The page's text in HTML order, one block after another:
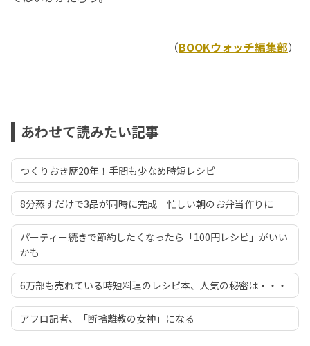
（BOOKウォッチ編集部）
あわせて読みたい記事
つくりおき歴20年！手間も少なめ時短レシピ
8分蒸すだけで3品が同時に完成 忙しい朝のお弁当作りに
パーティー続きで節約したくなったら「100円レシピ」がいい
かも
6万部も売れている時短料理のレシピ本、人気の秘密は・・・
アフロ記者、「断捨離教の女神」になる